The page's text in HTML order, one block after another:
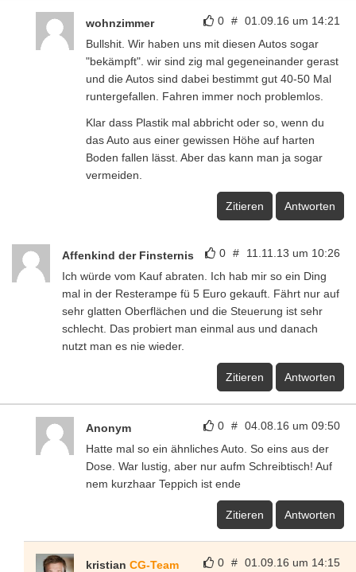
0 # 01.09.16 um 14:21
wohnzimmer
Bullshit. Wir haben uns mit diesen Autos sogar
"bekämpft". wir sind zig mal gegeneinander gerast
und die Autos sind dabei bestimmt gut 40-50 Mal
runtergefallen. Fahren immer noch problemlos.
Klar dass Plastik mal abbricht oder so, wenn du
das Auto aus einer gewissen Höhe auf harten
Boden fallen lässt. Aber das kann man ja sogar
vermeiden.
Zitieren Antworten
0 # 11.11.13 um 10:26
Affenkind der Finsternis
Ich würde vom Kauf abraten. Ich hab mir so ein Ding
mal in der Resterampe fü 5 Euro gekauft. Fährt nur auf
sehr glatten Oberflächen und die Steuerung ist sehr
schlecht. Das probiert man einmal aus und danach
nutzt man es nie wieder.
Zitieren Antworten
0 # 04.08.16 um 09:50
Anonym
Hatte mal so ein ähnliches Auto. So eins aus der
Dose. War lustig, aber nur aufm Schreibtisch! Auf
nem kurzhaar Teppich ist ende
Zitieren Antworten
0 # 01.09.16 um 14:15
kristian CG-Team